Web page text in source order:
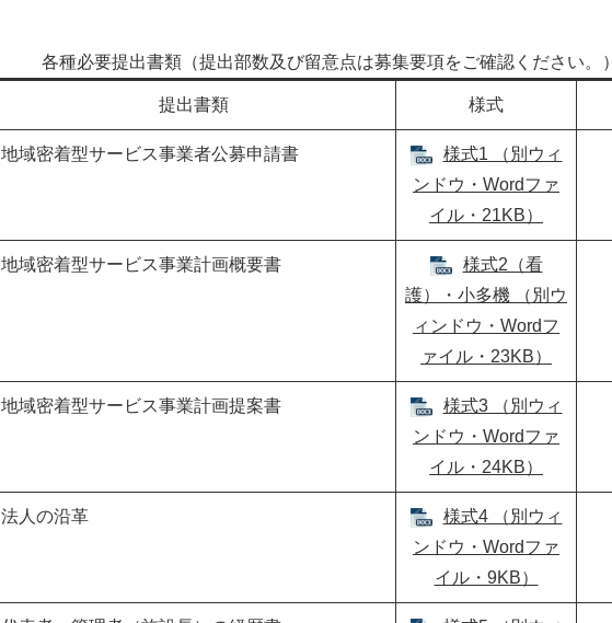
各種必要提出書類（提出部数及び留意点は募集要項をご確認ください。）
提出書類 様式
地域密着型サービス事業者公募申請書
様式1 （別ウィ
ンドウ・Wordファ
イル・21KB）
地域密着型サービス事業計画概要書
様式2（看
護）・小多機 （別ウ
ィンドウ・Wordフ
ァイル・23KB）
地域密着型サービス事業計画提案書
様式3 （別ウィ
ンドウ・Wordファ
イル・24KB）
法人の沿革
様式4 （別ウィ
ンドウ・Wordファ
イル・9KB）